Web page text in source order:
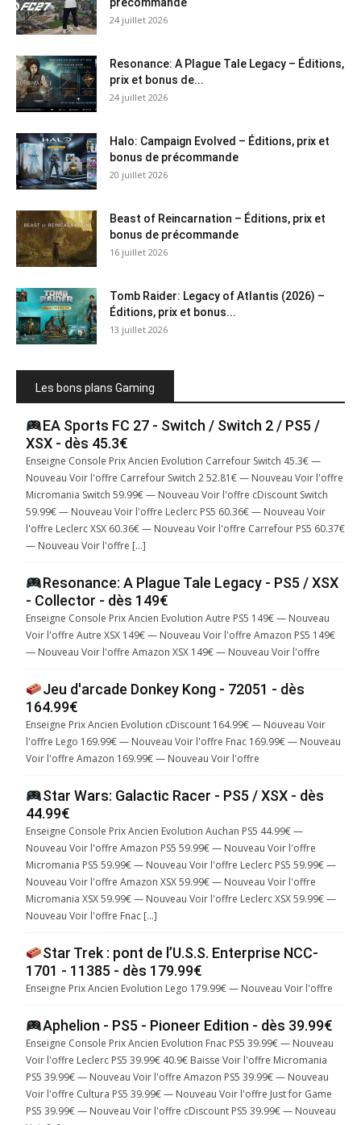
24 juillet 2026
Resonance: A Plague Tale Legacy – Éditions,
prix et bonus de...
24 juillet 2026
Halo: Campaign Evolved – Éditions, prix et
bonus de précommande
20 juillet 2026
Beast of Reincarnation – Éditions, prix et
bonus de précommande
16 juillet 2026
Tomb Raider: Legacy of Atlantis (2026) –
Éditions, prix et bonus...
13 juillet 2026
Les bons plans Gaming
EA Sports FC 27 - Switch / Switch 2 / PS5 /
XSX - dès 45.3€
Enseigne Console Prix Ancien Evolution Carrefour Switch 45.3€ —
Nouveau Voir l'offre Carrefour Switch 2 52.81€ — Nouveau Voir l'offre
Micromania Switch 59.99€ — Nouveau Voir l'offre cDiscount Switch
59.99€ — Nouveau Voir l'offre Leclerc PS5 60.36€ — Nouveau Voir
l'offre Leclerc XSX 60.36€ — Nouveau Voir l'offre Carrefour PS5 60.37€
— Nouveau Voir l'offre […]
Resonance: A Plague Tale Legacy - PS5 / XSX
- Collector - dès 149€
Enseigne Console Prix Ancien Evolution Autre PS5 149€ — Nouveau
Voir l'offre Autre XSX 149€ — Nouveau Voir l'offre Amazon PS5 149€
— Nouveau Voir l'offre Amazon XSX 149€ — Nouveau Voir l'offre
Jeu d'arcade Donkey Kong - 72051 - dès
164.99€
Enseigne Prix Ancien Evolution cDiscount 164.99€ — Nouveau Voir
l'offre Lego 169.99€ — Nouveau Voir l'offre Fnac 169.99€ — Nouveau
Voir l'offre Amazon 169.99€ — Nouveau Voir l'offre
Star Wars: Galactic Racer - PS5 / XSX - dès
44.99€
Enseigne Console Prix Ancien Evolution Auchan PS5 44.99€ —
Nouveau Voir l'offre Amazon PS5 59.99€ — Nouveau Voir l'offre
Micromania PS5 59.99€ — Nouveau Voir l'offre Leclerc PS5 59.99€ —
Nouveau Voir l'offre Amazon XSX 59.99€ — Nouveau Voir l'offre
Micromania XSX 59.99€ — Nouveau Voir l'offre Leclerc XSX 59.99€ —
Nouveau Voir l'offre Fnac […]
Star Trek : pont de l’U.S.S. Enterprise NCC-
1701 - 11385 - dès 179.99€
Enseigne Prix Ancien Evolution Lego 179.99€ — Nouveau Voir l'offre
Aphelion - PS5 - Pioneer Edition - dès 39.99€
Enseigne Console Prix Ancien Evolution Fnac PS5 39.99€ — Nouveau
Voir l'offre Leclerc PS5 39.99€ 40.9€ Baisse Voir l'offre Micromania
PS5 39.99€ — Nouveau Voir l'offre Amazon PS5 39.99€ — Nouveau
Voir l'offre Cultura PS5 39.99€ — Nouveau Voir l'offre Just for Game
PS5 39.99€ — Nouveau Voir l'offre cDiscount PS5 39.99€ — Nouveau